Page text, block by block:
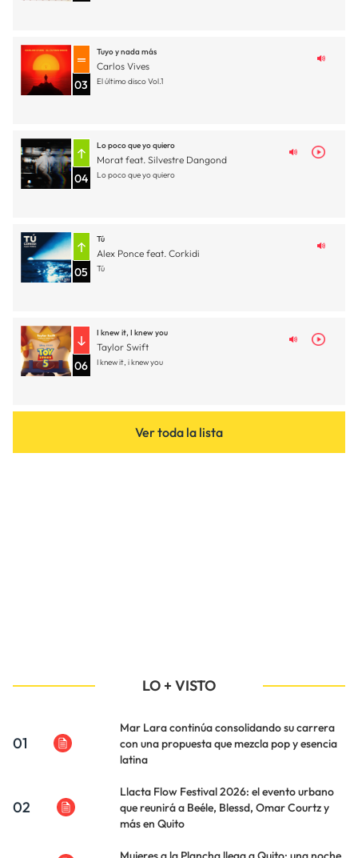
03
Tuyo y nada más
Carlos Vives
El último disco Vol.1
04
Lo poco que yo quiero
Morat feat. Silvestre Dangond
Lo poco que yo quiero
05
Tú
Alex Ponce feat. Corkidi
Tú
06
I knew it, I knew you
Taylor Swift
I knew it, i knew you
Ver toda la lista
LO + VISTO
01
Mar Lara continúa consolidando su carrera
con una propuesta que mezcla pop y esencia
latina
02
Llacta Flow Festival 2026: el evento urbano
que reunirá a Beéle, Blessd, Omar Courtz y
más en Quito